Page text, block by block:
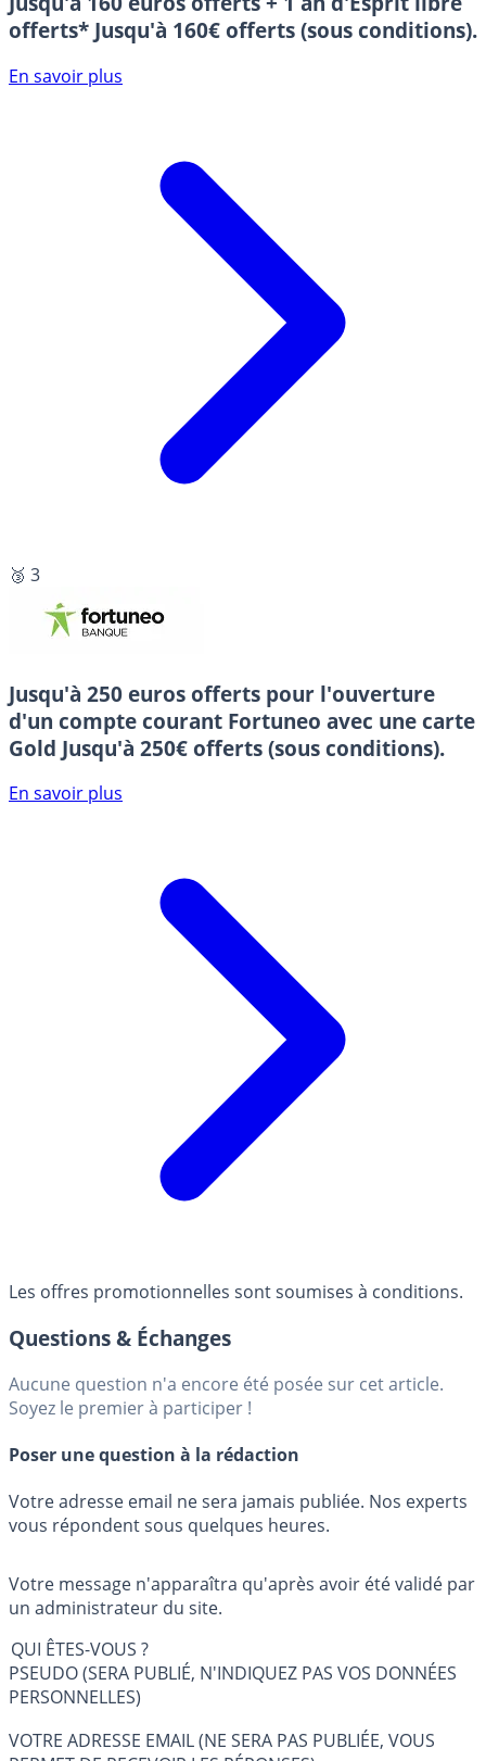
offerts* Jusqu'à 160€ offerts (sous conditions).
En savoir plus
🥉 3
Jusqu'à 250 euros offerts pour l'ouverture
d'un compte courant Fortuneo avec une carte
Gold Jusqu'à 250€ offerts (sous conditions).
En savoir plus
Les offres promotionnelles sont soumises à conditions.
Questions & Échanges
Aucune question n'a encore été posée sur cet article.
Soyez le premier à participer !
Poser une question à la rédaction
Votre adresse email ne sera jamais publiée. Nos experts
vous répondent sous quelques heures.
Votre message n'apparaîtra qu'après avoir été validé par
un administrateur du site.
QUI ÊTES-VOUS ?
PSEUDO (SERA PUBLIÉ, N'INDIQUEZ PAS VOS DONNÉES
PERSONNELLES)
VOTRE ADRESSE EMAIL (NE SERA PAS PUBLIÉE, VOUS